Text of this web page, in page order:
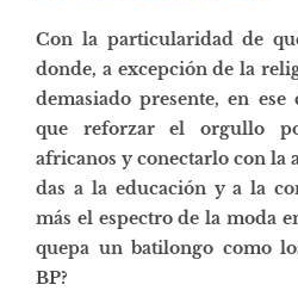
Con la particularidad de
donde, a excepción de la
demasiado presente, en
que reforzar el orgullo
africanos y conectarlo con la
das a la educación y a la
más el espectro de la moda
quepa un batilongo como
BP?